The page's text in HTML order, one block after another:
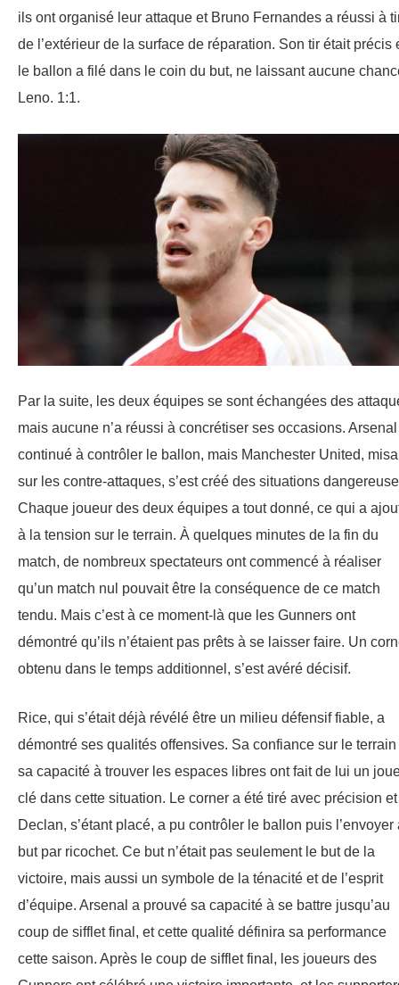
ils ont organisé leur attaque et Bruno Fernandes a réussi à
de l’extérieur de la surface de réparation. Son tir était précis
le ballon a filé dans le coin du but, ne laissant aucune
Leno. 1:1.
Par la suite, les deux équipes se sont échangées des
mais aucune n’a réussi à concrétiser ses occasions.
continué à contrôler le ballon, mais Manchester United,
sur les contre-attaques, s’est créé des situations
Chaque joueur des deux équipes a tout donné, ce qui a
à la tension sur le terrain. À quelques minutes de la fin du
match, de nombreux spectateurs ont commencé à réaliser
qu’un match nul pouvait être la conséquence de ce match
tendu. Mais c’est à ce moment-là que les Gunners ont
démontré qu’ils n’étaient pas prêts à se laisser faire. Un
obtenu dans le temps additionnel, s’est avéré décisif.
Rice, qui s’était déjà révélé être un milieu défensif fiable, a
démontré ses qualités offensives. Sa confiance sur le terrain
sa capacité à trouver les espaces libres ont fait de lui un
clé dans cette situation. Le corner a été tiré avec précision et
Declan, s’étant placé, a pu contrôler le ballon puis l’envoyer
but par ricochet. Ce but n’était pas seulement le but de la
victoire, mais aussi un symbole de la ténacité et de l’esprit
d’équipe. Arsenal a prouvé sa capacité à se battre jusqu’au
coup de sifflet final, et cette qualité définira sa performance
cette saison. Après le coup de sifflet final, les joueurs des